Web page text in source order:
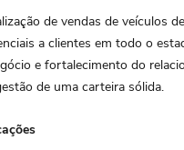
de vendas de veículos
a clientes em todo o
e fortalecimento do
de uma carteira sólida.